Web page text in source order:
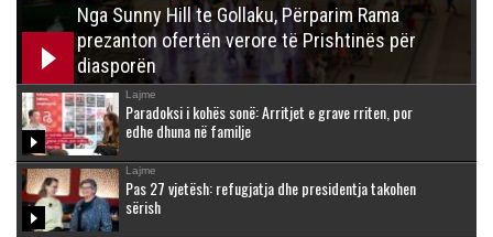
Nga Sunny Hill te Gollaku, Përparim Rama
prezanton ofertën verore të Prishtinës për
diasporën
Lajme
Paradoksi i kohës sonë: Arritjet e grave rriten, por
edhe dhuna në familje
Lajme
Pas 27 vjetësh: refugjatja dhe presidentja takohen
sërish